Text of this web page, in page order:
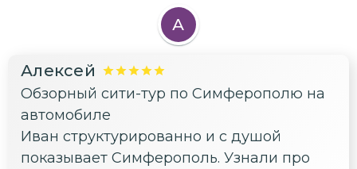
А
Алексей
Обзорный сити-тур по Симферополю на
автомобиле
Иван структурированно и с душой
показывает Симферополь. Узнали про